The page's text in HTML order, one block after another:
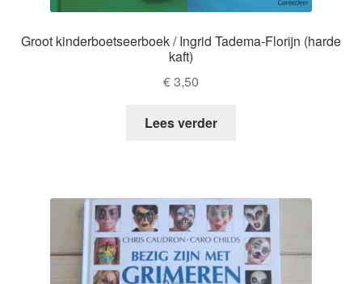
Groot kinderboetseerboek / Ingrid Tadema-Florijn (harde
kaft)
€3,50
Lees verder